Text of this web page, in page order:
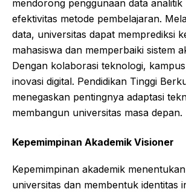
mendorong penggunaan data
efektivitas metode pembelajaran.
data, universitas dapat memprediksi
mahasiswa dan memperbaiki sistem
Dengan kolaborasi teknologi,
inovasi digital. Pendidikan Tinggi
menegaskan pentingnya adaptasi
membangun universitas masa depan.
Kepemimpinan Akademik Visioner
Kepemimpinan akademik
universitas dan membentuk identitas